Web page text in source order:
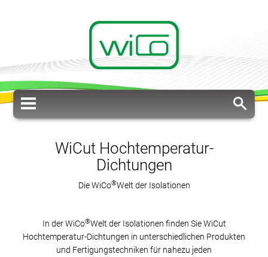
WiCut Hochtemperatur-
Dichtungen
Die WiCo®Welt der Isolationen
In der WiCo®Welt der Isolationen finden Sie WiCut
Hochtemperatur-Dichtungen in unterschiedlichen Produkten
und Fertigungstechniken für nahezu jeden